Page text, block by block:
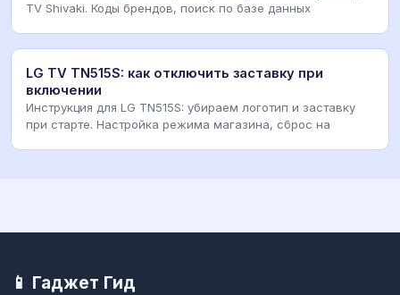
TV Shivaki. Коды брендов, поиск по базе данных
LG TV TN515S: как отключить заставку при
включении
Инструкция для LG TN515S: убираем логотип и заставку
при старте. Настройка режима магазина, сброс на
📱 Гаджет Гид